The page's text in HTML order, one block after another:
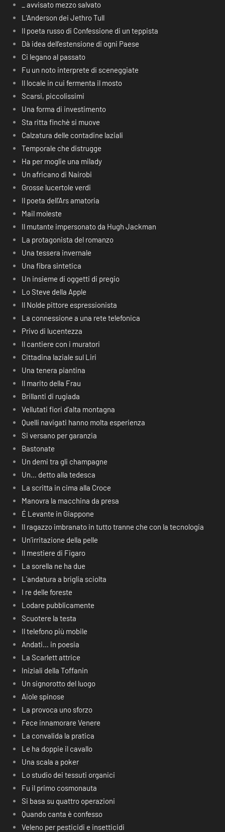
_ avvisato mezzo salvato
L’Anderson dei Jethro Tull
Il poeta russo di Confessione di un teppista
Dà idea dell’estensione di ogni Paese
Ci legano al passato
Fu un noto interprete di sceneggiate
Il locale in cui fermenta il mosto
Scarsi, piccolissimi
Una forma di investimento
Sta ritta finchè si muove
Calzatura delle contadine laziali
Temporale che distrugge
Ha per moglie una milady
Un africano di Nairobi
Grosse lucertole verdi
Il poeta dell’Ars amatoria
Mail moleste
Il mutante impersonato da Hugh Jackman
La protagonista del romanzo
Una tessera invernale
Una fibra sintetica
Un insieme di oggetti di pregio
Lo Steve della Apple
Il Nolde pittore espressionista
La connessione a una rete telefonica
Privo di lucentezza
Il cantiere con i muratori
Cittadina laziale sul Liri
Una tenera piantina
Il marito della Frau
Brillanti di rugiada
Vellutati fiori d’alta montagna
Quelli navigati hanno molta esperienza
Si versano per garanzia
Bastonate
Un demi tra gli champagne
Un… detto alla tedesca
La scritta in cima alla Croce
Manovra la macchina da presa
É Levante in Giappone
Il ragazzo imbranato in tutto tranne che con la tecnologia
Un’irritazione della pelle
Il mestiere di Figaro
La sorella ne ha due
L’andatura a briglia sciolta
I re delle foreste
Lodare pubblicamente
Scuotere la testa
Il telefono più mobile
Andati… in poesia
La Scarlett attrice
Iniziali della Toffanin
Un signorotto del luogo
Aiole spinose
La provoca uno sforzo
Fece innamorare Venere
La convalida la pratica
Le ha doppie il cavallo
Una scala a poker
Lo studio dei tessuti organici
Fu il primo cosmonauta
Si basa su quattro operazioni
Quando canta è confesso
Veleno per pesticidi e insetticidi